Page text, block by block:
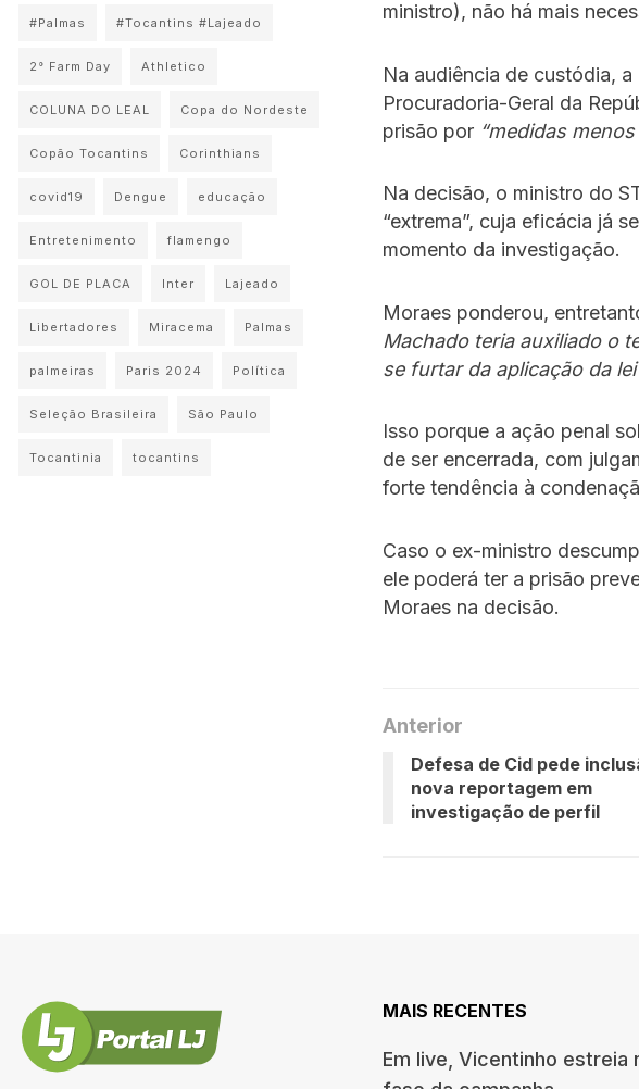
ministro), não há mais
Na audiência de custódia,
Procuradoria-Geral da
prisão por “medidas
Na decisão, o ministro do
“extrema”, cuja eficácia já
momento da investigação.
Moraes ponderou,
Machado teria auxiliado o
se furtar da aplicação da lei
Isso porque a ação penal
de ser encerrada, com
forte tendência à
Caso o ex-ministro
ele poderá ter a prisão
Moraes na decisão.
Anterior
Defesa de Cid pede
nova reportagem em
investigação de perfil
#Palmas #Tocantins #Lajeado
2° Farm Day Athletico
COLUNA DO LEAL Copa do Nordeste
Copão Tocantins Corinthians
covid19 Dengue educação
Entretenimento flamengo
GOL DE PLACA Inter Lajeado
Libertadores Miracema Palmas
palmeiras Paris 2024 Política
Seleção Brasileira São Paulo
Tocantinia tocantins
MAIS RECENTES
Em live, Vicentinho estreia